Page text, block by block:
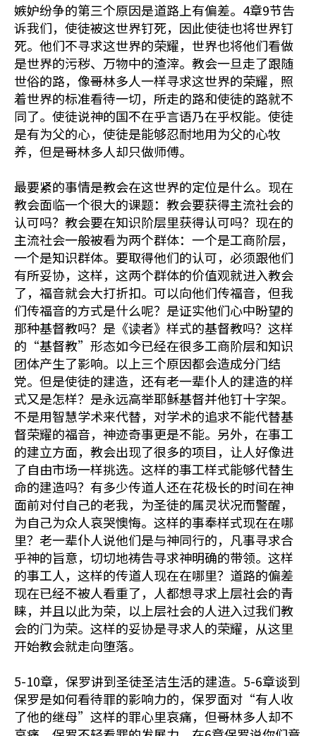
嫉妒纷争的第三个原因是道路上有偏差。4章9节告
诉我们，使徒被这世界钉死，因此使徒也将世界钉
死。他们不寻求这世界的荣耀，世界也将他们看做
是世界的污秽、万物中的渣滓。教会一旦走了跟随
世俗的路，像哥林多人一样寻求这世界的荣耀，照
着世界的标准看待一切，所走的路和使徒的路就不
同了。使徒说神的国不在乎言语乃在乎权能。使徒
是有为父的心，使徒是能够忍耐地用为父的心牧
养，但是哥林多人却只做师傅。
最要紧的事情是教会在这世界的定位是什么。现在
教会面临一个很大的课题：教会要获得主流社会的
认可吗？教会要在知识阶层里获得认可吗？现在的
主流社会一般被看为两个群体：一个是工商阶层，
一个是知识群体。要取得他们的认可，必须跟他们
有所妥协，这样，这两个群体的价值观就进入教会
了，福音就会大打折扣。可以向他们传福音，但我
们传福音的方式是什么呢？是证实他们心中盼望的
那种基督教吗？是《读者》样式的基督教吗？这样
的“基督教”形态如今已经在很多工商阶层和知识
团体产生了影响。以上三个原因都会造成分门结
党。但是使徒的建造，还有老一辈仆人的建造的样
式又是怎样？是永远高举耶稣基督并他钉十字架。
不是用智慧学术来代替，对学术的追求不能代替基
督荣耀的福音，神迹奇事更是不能。另外，在事工
的建立方面，教会出现了很多的项目，让人好像进
了自由市场一样挑选。这样的事工样式能够代替生
命的建造吗？有多少传道人还在花极长的时间在神
面前对付自己的老我，为圣徒的属灵状况而警醒，
为自己为众人哀哭懊悔。这样的事奉样式现在在哪
里？老一辈仆人说他们是与神同行的，凡事寻求合
乎神的旨意，切切地祷告寻求神明确的带领。这样
的事工人，这样的传道人现在在哪里？道路的偏差
现在已经不被人看重了，人都想寻求上层社会的青
睐，并且以此为荣，以上层社会的人进入过我们教
会的门为荣。这样的妥协是寻求人的荣耀，从这里
开始教会就走向堕落。
5-10章，保罗讲到圣徒圣洁生活的建造。5-6章谈到
保罗是如何看待罪的影响力的，保罗面对“有人收
了他的继母”这样的罪心里哀痛，但哥林多人却不